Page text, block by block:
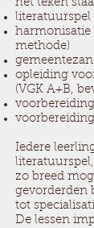
het teken
literatuurspel
harmonisatie
methode)
opleiding
(VGK A+B,
Iedere
zo breed
gevorderden
tot
De lessen